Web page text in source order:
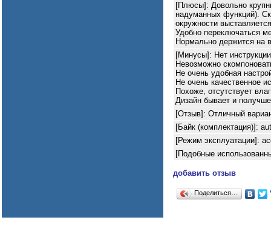
[Плюсы]: Довольно
надуманных функций).
окружности
Удобно переключаться
Нормально держится на
[Минусы]: Нет
Невозможно
Не очень удобная
Не очень качественное
Похоже, отсутствует
Дизайн бывает и
[Отзыв]: Отличный
[Байк (комплектация)]:
[Режим эксплуатации]:
[Подобные
добавить отзыв
Поделиться…